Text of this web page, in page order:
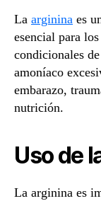
La arginina es
esencial para
condicionales
amoníaco
embarazo,
nutrición.
Uso de
La arginina es